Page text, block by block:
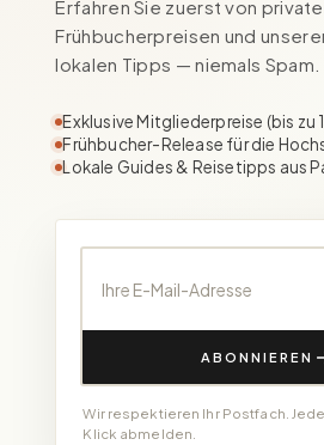
Erfahren Sie zuerst von
Frühbucherpreisen und
lokalen Tipps — niemals Spam.
Exklusive Mitgliederpreise (bis zu
Frühbucher-Release für die
Lokale Guides & Reisetipps aus
ABONNIEREN
Wir respektieren Ihr Postfach.
Klick abmelden.